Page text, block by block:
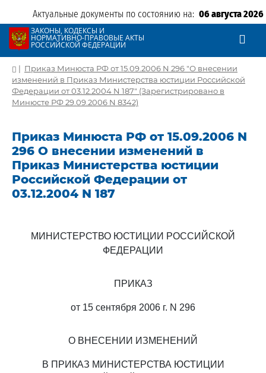
Актуальные документы по состоянию на: 06 августа 2026
ЗАКОНЫ, КОДЕКСЫ И
НОРМАТИВНО-ПРАВОВЫЕ АКТЫ
РОССИЙСКОЙ ФЕДЕРАЦИИ
| Приказ Минюста РФ от 15.09.2006 N 296 "О внесении
изменений в Приказ Министерства юстиции Российской
Федерации от 03.12.2004 N 187" (Зарегистрировано в
Минюсте РФ 29.09.2006 N 8342)
Приказ Минюста РФ от 15.09.2006 N
296 О внесении изменений в
Приказ Министерства юстиции
Российской Федерации от
03.12.2004 N 187
МИНИСТЕРСТВО ЮСТИЦИИ РОССИЙСКОЙ
ФЕДЕРАЦИИ
ПРИКАЗ
от 15 сентября 2006 г. N 296
О ВНЕСЕНИИ ИЗМЕНЕНИЙ
В ПРИКАЗ МИНИСТЕРСТВА ЮСТИЦИИ